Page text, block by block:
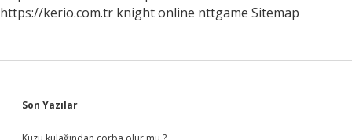
https://kerio.com.tr knight online nttgame Sitemap
Sidebar
Son Yazılar